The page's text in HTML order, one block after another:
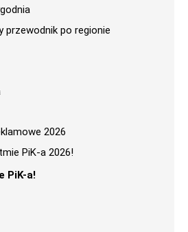
przewodnik po regionie
2026
PiK-a 2026!
PiK-a!